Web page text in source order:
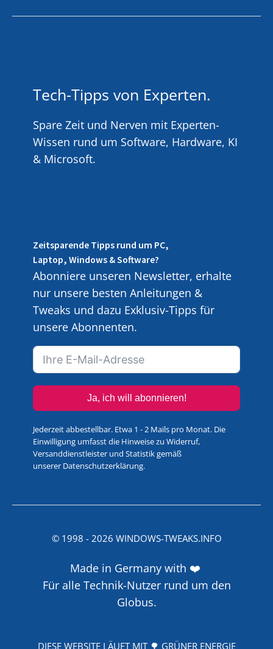
Tech-Tipps von Experten.
Spare Zeit und Nerven mit Experten-
Wissen rund um Software, Hardware, KI
& Microsoft.
Zeitsparende Tipps rund um PC,
Laptop, Windows & Software?
Abonniere unseren Newsletter, erhalte
nur unsere besten Anleitungen &
Tweaks und dazu Exklusiv-Tipps für
unsere Abonnenten.
Ja, ich will abonnieren!
Jederzeit abbestellbar. Etwa 1 - 2 Mails pro Monat. Die
Einwilligung umfasst die Hinweise zu Widerruf,
Versanddienstleister und Statistik gemäß
unserer Datenschutzerklärung.
© 1998 - 2026 WINDOWS-TWEAKS.INFO
Made in Germany with ❤️
Für alle Technik-Nutzer rund um den
Globus.
DIESE WEBSITE LÄUFT MIT 🌳 GRÜNER ENERGIE